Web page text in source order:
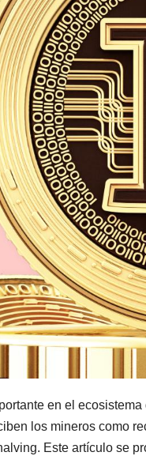
en el
los mineros como
Este artículo se